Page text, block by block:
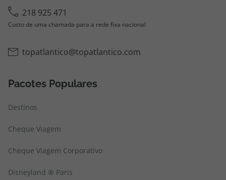
218 925 471
Custo de uma chamada para a rede fixa nacional
topatlantico@topatlantico.com
Pacotes Populares
Destinos
Cheque Viagem
Cheque Viagem Corporativo
Disneyland ® Paris